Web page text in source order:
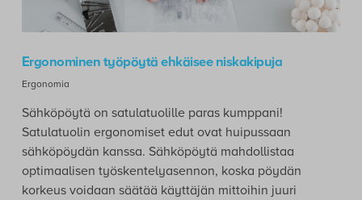
Ergonominen työpöytä ehkäisee niskakipuja
Ergonomia
Sähköpöytä on satulatuolille paras kumppani!
Satulatuolin ergonomiset edut ovat huipussaan
sähköpöydän kanssa. Sähköpöytä mahdollistaa
optimaalisen työskentelyasennon, koska pöydän
korkeus voidaan säätää käyttäjän mittoihin juuri